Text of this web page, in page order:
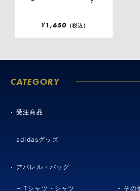
¥1,650 (税込)
CATEGORY
受注商品
adidasグッズ
アパレル・バッグ
Tシャツ・シャツ その